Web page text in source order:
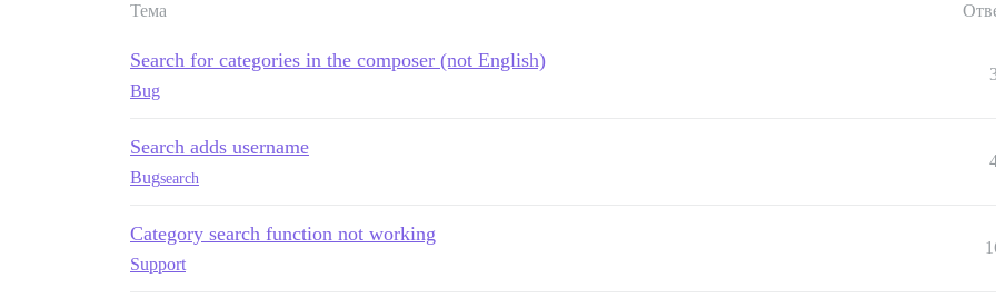
Тема
Search for categories in the composer (not English)
Bug
Search adds username
Bugsearch
Category search function not working
Support